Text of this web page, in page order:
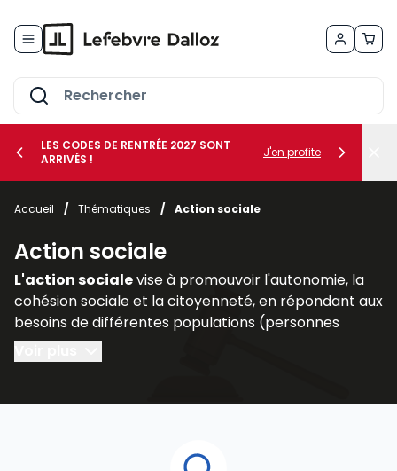
le sous-menu Vos métiers
le sous-menu Vos besoins
LES CODES DE RENTRÉE 2027 SONT
ARRIVÉS !
J'en profite
Accueil / Thématiques / Action sociale
Action sociale
L'action socialevise à promouvoir l'autonomie, la
cohésion sociale et la citoyenneté, en répondant aux
besoins de différentes populations (personnes
handicapées, personnes âgées, familles
vulnérables).
Pour aider les professionnels du secteur –
mieux remplir leurs missions,